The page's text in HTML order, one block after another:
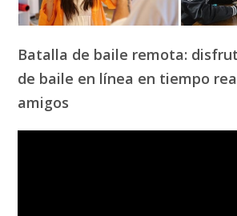
Batalla de baile remota:
de baile en línea en tiempo
amigos